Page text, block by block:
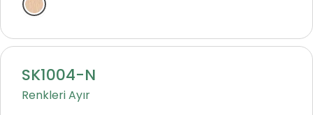
Natural
SK1004-N
Renkleri Ayır